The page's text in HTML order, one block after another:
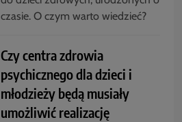
czasie. O czym warto wiedzieć?
Czy centra zdrowia
psychicznego dla dzieci i
młodzieży będą musiały
umożliwić realizację